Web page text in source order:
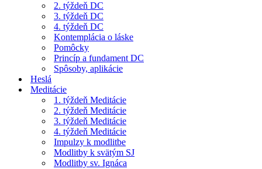
2. týždeň DC
3. týždeň DC
4. týždeň DC
Kontemplácia o láske
Pomôcky
Princíp a fundament DC
Spôsoby, aplikácie
Heslá
Meditácie
1. týždeň Meditácie
2. týždeň Meditácie
3. týždeň Meditácie
4. týždeň Meditácie
Impulzy k modlitbe
Modlitby k svätým SJ
Modlitby sv. Ignáca